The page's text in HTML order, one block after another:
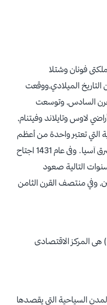
فونان وشتلا
التاريخ الميلادي,ووقعت
السادس, وتوسعت
لاوس وتايلاند وفيتنام,
التي تعتبر واحدة من أعظم
المنجزات المعمارية في جنوب شرق آسيا. وفى عام 1431 اجتاح
التالية صعود
وفي منتصف القرن الثامن
هى المركز الاقتصادى
السياحية التي يقصدها